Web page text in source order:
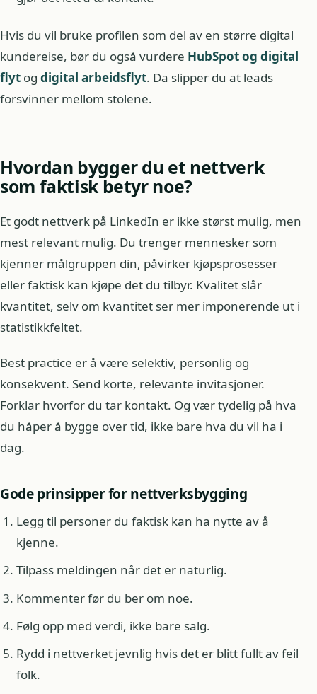
Hvis du vil bruke profilen som del av en større digital
kundereise, bør du også vurdere HubSpot og digital
flyt og digital arbeidsflyt. Da slipper du at leads
forsvinner mellom stolene.
Hvordan bygger du et nettverk
som faktisk betyr noe?
Et godt nettverk på LinkedIn er ikke størst mulig, men
mest relevant mulig. Du trenger mennesker som
kjenner målgruppen din, påvirker kjøpsprosesser
eller faktisk kan kjøpe det du tilbyr. Kvalitet slår
kvantitet, selv om kvantitet ser mer imponerende ut i
statistikkfeltet.
Best practice er å være selektiv, personlig og
konsekvent. Send korte, relevante invitasjoner.
Forklar hvorfor du tar kontakt. Og vær tydelig på hva
du håper å bygge over tid, ikke bare hva du vil ha i
dag.
Gode prinsipper for nettverksbygging
Legg til personer du faktisk kan ha nytte av å
kjenne.
Tilpass meldingen når det er naturlig.
Kommenter før du ber om noe.
Følg opp med verdi, ikke bare salg.
Rydd i nettverket jevnlig hvis det er blitt fullt av feil
folk.